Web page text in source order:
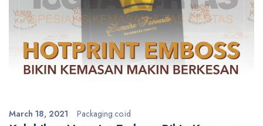
March 18, 2021 Packaging.co.id